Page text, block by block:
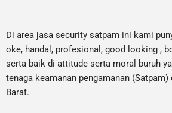
Di area jasa security satpam ini kami
oke, handal, profesional, good looking ,
serta baik di attitude serta moral buruh
tenaga keamanan pengamanan
Barat.